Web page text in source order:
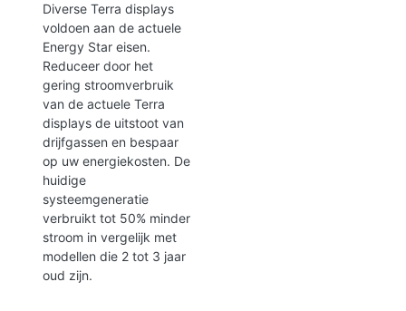
Diverse Terra displays
voldoen aan de actuele
Energy Star eisen.
Reduceer door het
gering stroomverbruik
van de actuele Terra
displays de uitstoot van
drijfgassen en bespaar
op uw energiekosten. De
huidige
systeemgeneratie
verbruikt tot 50% minder
stroom in vergelijk met
modellen die 2 tot 3 jaar
oud zijn.